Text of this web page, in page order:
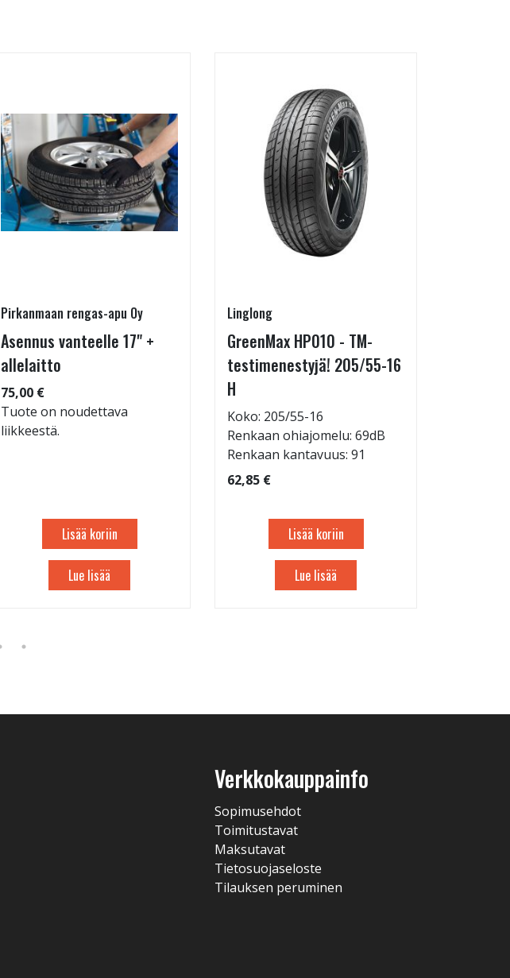
Pirkanmaan rengas-apu Oy
Asennus vanteelle 17" +
allelaitto
75,00 €
Tuote on noudettava
liikkeestä.
Lisää koriin
Lue lisää
Linglong
GreenMax HP010 - TM-
testimenestyjä! 205/55-16
H
Koko: 205/55-16
Renkaan ohiajomelu: 69dB
Renkaan kantavuus: 91
62,85 €
Lisää koriin
Lue lisää
Verkkokauppainfo
Sopimusehdot
Toimitustavat
Maksutavat
Tietosuojaseloste
Tilauksen peruminen